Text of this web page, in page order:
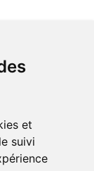
et
suivi